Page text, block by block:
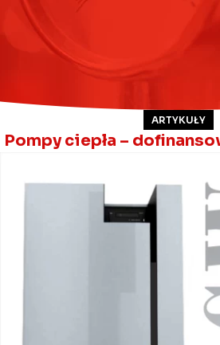
ARTYKUŁY
Pompy ciepła –